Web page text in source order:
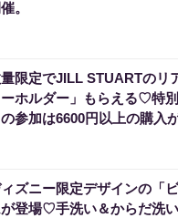
。
限定でJILL STUARTのリ
ホルダー」もらえる♡特
参加は6600円以上の購入が
ズニー限定デザインの「
登場♡手洗い＆からだ洗